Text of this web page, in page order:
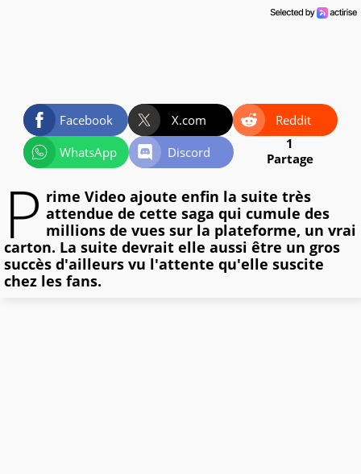
Facebook X.com
Reddit
WhatsApp
Discord
1
Partage
P rime Video ajoute enfin la suite très
attendue de cette saga qui cumule des
millions de vues sur la plateforme, un vrai
carton. La suite devrait elle aussi être un gros
succès d'ailleurs vu l'attente qu'elle suscite
chez les fans.